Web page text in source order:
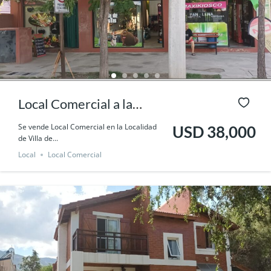
Local Comercial a la
Venta.
Se vende Local Comercial en la Localidad
de Villa de...
USD 38,000
Local Local Comercial